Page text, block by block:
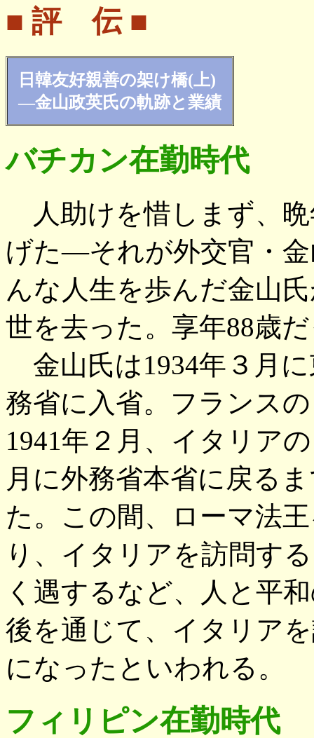
■ 評 伝 ■
日韓友好親善の架け橋(上)
―金山政英氏の軌跡と業績
バチカン在勤時代
人助けを惜しまず、
げた―それが外交官・
んな人生を歩んだ金山
世を去った。享年88歳
金山氏は1934年３月
務省に入省。フランス
1941年２月、イタリア
月に外務省本省に戻る
た。この間、ローマ法
り、イタリアを訪問す
く遇するなど、人と平
後を通じて、イタリア
になったといわれる。
フィリピン在勤時代